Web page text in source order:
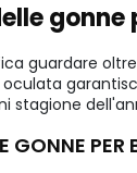
gonne
guardare
stagione
GONNE PER